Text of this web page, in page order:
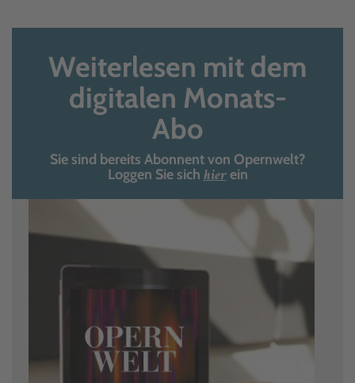
Weiterlesen mit dem
digitalen Monats-
Abo
Sie sind bereits Abonnent von Opernwelt?
Loggen Sie sich hierein